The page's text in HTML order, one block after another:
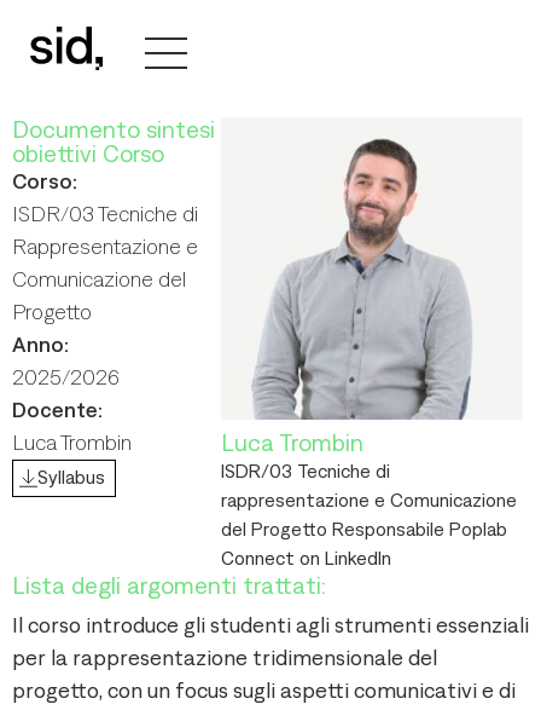
Documento sintesi
obiettivi Corso
Corso:
ISDR/03 Tecniche di
Rappresentazione e
Comunicazione del
Progetto
Anno:
2025/2026
Docente:
Luca Trombin
Syllabus
Luca Trombin
ISDR/03 Tecniche di
rappresentazione e Comunicazione
del Progetto Responsabile Poplab
Connect on LinkedIn
Lista degli argomenti trattati:
Il corso introduce gli studenti agli strumenti essenziali
per la rappresentazione tridimensionale del
progetto, con un focus sugli aspetti comunicativi e di